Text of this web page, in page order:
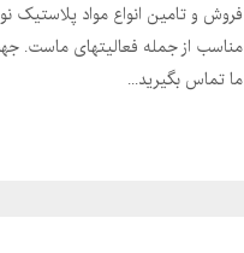
فروش و تامین انواع مواد پلاستیک
مناسب از جمله فعالیتهای ماست.
ما تماس بگیرید...